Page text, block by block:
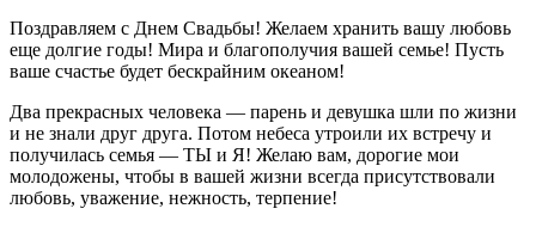
Поздравляем с Днем Свадьбы! Желаем хранить вашу любовь
еще долгие годы! Мира и благополучия вашей семье! Пусть
ваше счастье будет бескрайним океаном!
Два прекрасных человека — парень и девушка шли по жизни
и не знали друг друга. Потом небеса утроили их встречу и
получилась семья — ТЫ и Я! Желаю вам, дорогие мои
молодожены, чтобы в вашей жизни всегда присутствовали
любовь, уважение, нежность, терпение!